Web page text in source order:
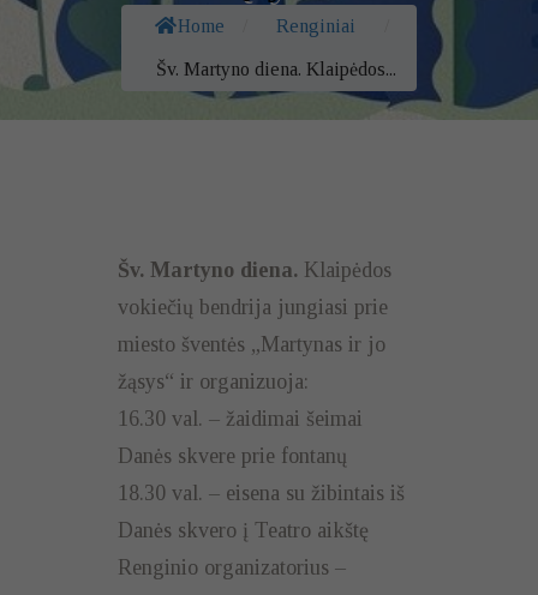
Home Renginiai
Šv. Martyno diena. Klaipėdos...
Šv. Martyno diena. Klaipėdos
vokiečių bendrija jungiasi prie
miesto šventės „Martynas ir jo
žąsys“ ir organizuoja:
16.30 val. – žaidimai šeimai
Danės skvere prie fontanų
18.30 val. – eisena su žibintais iš
Danės skvero į Teatro aikštę
Renginio organizatorius –